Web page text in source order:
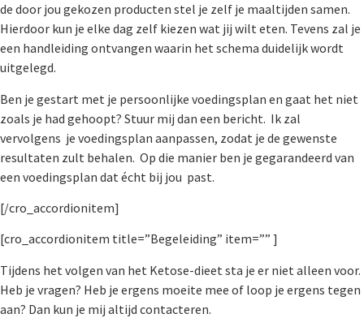
de door jou gekozen producten stel je zelf je maaltijden samen.
Hierdoor kun je elke dag zelf kiezen wat jij wilt eten. Tevens zal je
een handleiding ontvangen waarin het schema duidelijk wordt
uitgelegd.
Ben je gestart met je persoonlijke voedingsplan en gaat het niet
zoals je had gehoopt? Stuur mij dan een bericht. Ik zal
vervolgens je voedingsplan aanpassen, zodat je de gewenste
resultaten zult behalen. Op die manier ben je gegarandeerd van
een voedingsplan dat écht bij jou past.
[/cro_accordionitem]
[cro_accordionitem title=”Begeleiding” item=”” ]
Tijdens het volgen van het Ketose-dieet sta je er niet alleen voor.
Heb je vragen? Heb je ergens moeite mee of loop je ergens tegen
aan? Dan kun je mij altijd contacteren.